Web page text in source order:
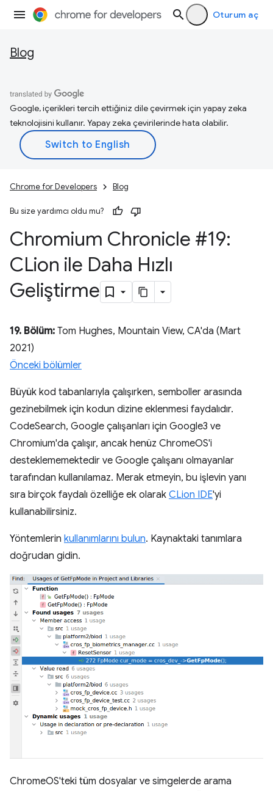
Oturum aç
Blog
Google, içerikleri tercih ettiğiniz dile çevirmek için yapay zeka
teknolojisini kullanır. Yapay zeka çevirilerinde hata olabilir.
Chrome for Developers Blog
Bu size yardımcı oldu mu?
Chromium Chronicle #19:
CLion ile Daha Hızlı
Geliştirme
19. Bölüm: Tom Hughes, Mountain View, CA'da (Mart
2021)
Önceki bölümler
Büyük kod tabanlarıyla çalışırken, semboller arasında
gezinebilmek için kodun dizine eklenmesi faydalıdır.
CodeSearch, Google çalışanları için Google3 ve
Chromium'da çalışır, ancak henüz ChromeOS'i
desteklememektedir ve Google çalışanı olmayanlar
tarafından kullanılamaz. Merak etmeyin, bu işlevin yanı
sıra birçok faydalı özelliğe ek olarak CLion IDE'yi
kullanabilirsiniz.
Yöntemlerin kullanımlarını bulun. Kaynaktaki tanımlara
doğrudan gidin.
ChromeOS'teki tüm dosyalar ve simgelerde arama